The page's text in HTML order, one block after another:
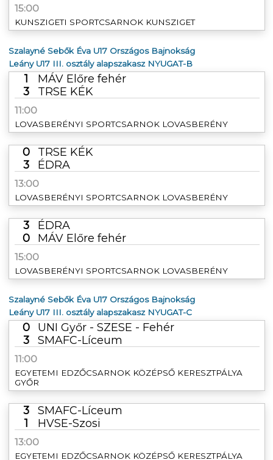
15:00
KUNSZIGETI SPORTCSARNOK KUNSZIGET
Szalayné Sebők Éva U17 Országos Bajnokság
Leány U17 III. osztály alapszakasz NYUGAT-B
1
MÁV Előre fehér
3
TRSE KÉK
11:00
LOVASBERÉNYI SPORTCSARNOK LOVASBERÉNY
0
TRSE KÉK
3
ÉDRA
13:00
LOVASBERÉNYI SPORTCSARNOK LOVASBERÉNY
3
ÉDRA
0
MÁV Előre fehér
15:00
LOVASBERÉNYI SPORTCSARNOK LOVASBERÉNY
Szalayné Sebők Éva U17 Országos Bajnokság
Leány U17 III. osztály alapszakasz NYUGAT-C
0
UNI Győr - SZESE - Fehér
3
SMAFC-Líceum
11:00
EGYETEMI EDZŐCSARNOK KÖZÉPSŐ KERESZTPÁLYA
GYŐR
3
SMAFC-Líceum
1
HVSE-Szosi
13:00
EGYETEMI EDZŐCSARNOK KÖZÉPSŐ KERESZTPÁLYA